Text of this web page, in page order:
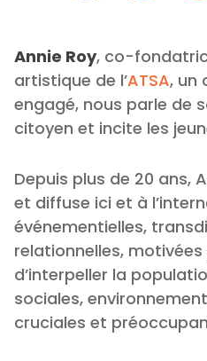
Annie Roy, co-
artistique de l’ATSA, un
engagé, nous parle de
citoyen et incite les
Depuis plus de 20 ans,
et diffuse ici et à
événementielles,
relationnelles,
d’interpeller la
sociales,
cruciales et